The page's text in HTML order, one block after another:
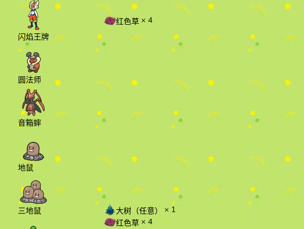
闪焰王牌
圆法师
音箱蟀
红色草 × 4
地鼠
三地鼠 大树（任意）
× 1
红色草 × 4